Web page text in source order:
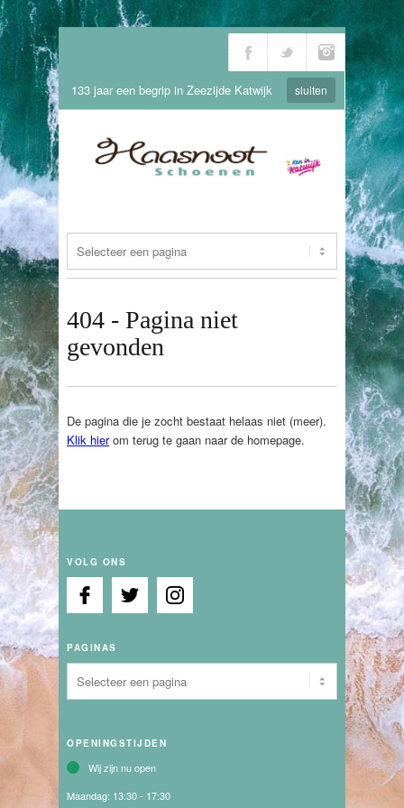
133 jaar een begrip in Zeezijde Katwijk sluiten
404 - Pagina niet
gevonden
De pagina die je zocht bestaat helaas niet (meer).
Klik hierom terug te gaan naar de homepage.
VOLG ONS
PAGINAS
OPENINGSTIJDEN
Wij zijn nu open
Maandag: 13:30 - 17:30